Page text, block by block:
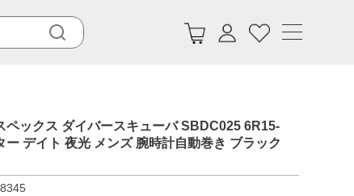
ペックス ダイバースキューバ SBDC025 6R15-
デイト 夜光 メンズ 腕時計自動巻き ブラック